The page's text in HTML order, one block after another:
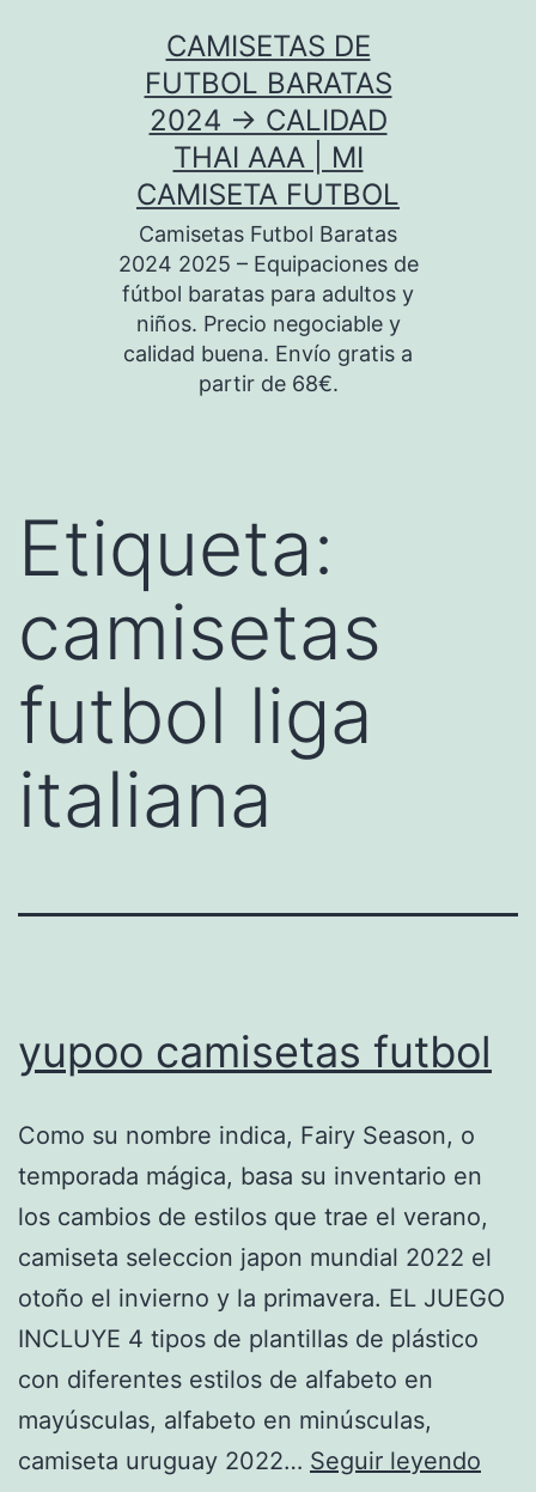
CAMISETAS DE
FUTBOL BARATAS
2024 → CALIDAD
THAI AAA | MI
CAMISETA FUTBOL
Camisetas Futbol Baratas
2024 2025 – Equipaciones de
fútbol baratas para adultos y
niños. Precio negociable y
calidad buena. Envío gratis a
partir de 68€.
Etiqueta:
camisetas
futbol liga
italiana
yupoo camisetas futbol
Como su nombre indica, Fairy Season, o
temporada mágica, basa su inventario en
los cambios de estilos que trae el verano,
camiseta seleccion japon mundial 2022 el
otoño el invierno y la primavera. EL JUEGO
INCLUYE 4 tipos de plantillas de plástico
con diferentes estilos de alfabeto en
mayúsculas, alfabeto en minúsculas,
camiseta uruguay 2022… Seguir leyendo